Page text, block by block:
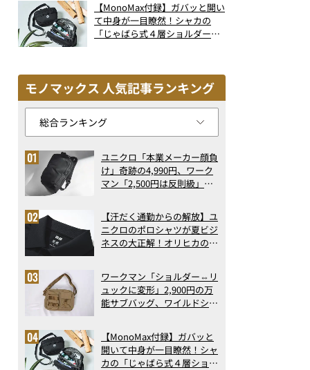
【MonoMax付録】ガバッと開い
て中身が一目瞭然！シャカの
「じゃばら式４層ショルダーバ
モノマックス 人気記事ランキング
ユニクロ「本業メーカー顔負
け」奇跡の4,990円、ワーク
マン「2,500円は反則級」凄
ト3】（2026年6月版）
【汗だく通勤からの解放】ユ
ニクロのポロシャツが夏ビジ
ネスの大正解！オリヒカの透
アの実力
ワークマン「ショルダー⇔リ
ュックに変形」2,900円の万
能サブバッグ、ワイルドシン
記事ランキングベスト3】
（2026年6月版）
【MonoMax付録】ガバッと
開いて中身が一目瞭然！シャ
カの「じゃばら式４層ショル